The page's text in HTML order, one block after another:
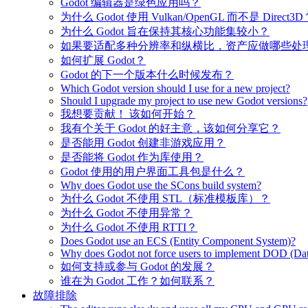
Godot 编辑器是绿色应用吗？
为什么 Godot 使用 Vulkan/OpenGL 而不是 Direct3D
为什么 Godot 旨在保持其核心功能集较小？
如果要适配多种分辨率和纵横比，资产应做哪些处
如何扩展 Godot？
Godot 的下一个版本什么时候发布？
Which Godot version should I use for a new project?
Should I upgrade my project to use new Godot versions?
我想要贡献！ 该如何开始？
我有个关于 Godot 的好主意，该如何分享它？
是否能用 Godot 创建非游戏应用？
是否能将 Godot 作为库使用？
Godot 使用的用户界面工具包是什么？
Why does Godot use the SCons build system?
为什么 Godot 不使用 STL（标准模板库）？
为什么 Godot 不使用异常？
为什么 Godot 不使用 RTTI？
Does Godot use an ECS (Entity Component System)?
Why does Godot not force users to implement DOD
如何支持或参与 Godot 的发展？
谁在为 Godot 工作？如何联系？
故障排除